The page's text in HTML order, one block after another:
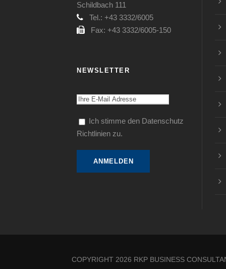
Schildbach 111
Tel.: +43 3332/6005
Fax: +43 3332/6005-150
NEWSLETTER
Ich stimme den Datenschutz
Richtlinien zu.
COPYRIGHT 2026 RKP BUSINESS